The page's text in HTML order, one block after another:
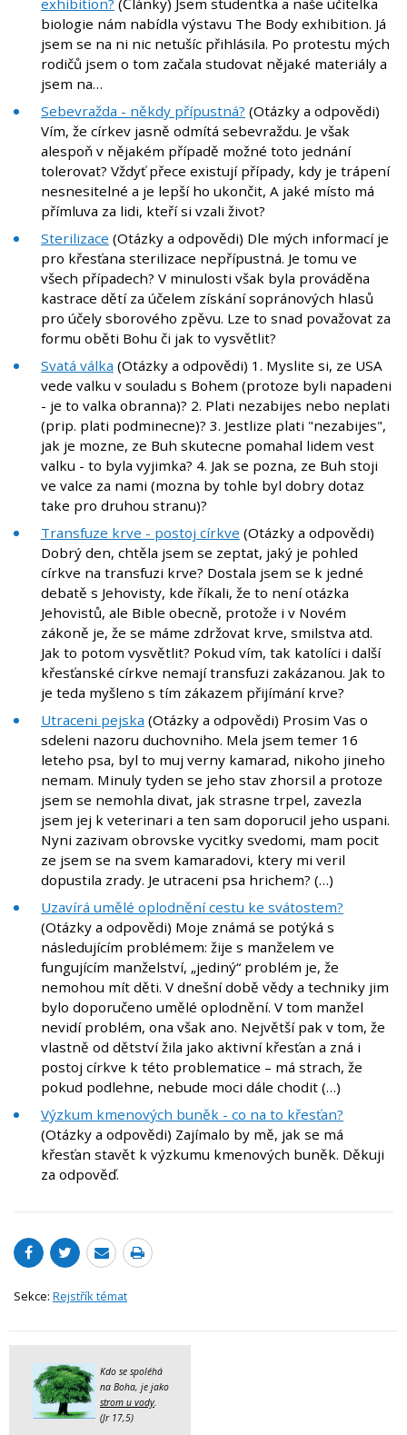
exhibition? (Články) Jsem studentka a naše učitelka
biologie nám nabídla výstavu The Body exhibition. Já
jsem se na ni nic netušíc přihlásila. Po protestu mých
rodičů jsem o tom začala studovat nějaké materiály a
jsem na…
Sebevražda - někdy přípustná? (Otázky a odpovědi)
Vím, že církev jasně odmítá sebevraždu. Je však
alespoň v nějakém případě možné toto jednání
tolerovat? Vždyť přece existují případy, kdy je trápení
nesnesitelné a je lepší ho ukončit, A jaké místo má
přímluva za lidi, kteří si vzali život?
Sterilizace (Otázky a odpovědi) Dle mých informací je
pro křesťana sterilizace nepřípustná. Je tomu ve
všech případech? V minulosti však byla prováděna
kastrace dětí za účelem získání sopránových hlasů
pro účely sborového zpěvu. Lze to snad považovat za
formu oběti Bohu či jak to vysvětlit?
Svatá válka (Otázky a odpovědi) 1. Myslite si, ze USA
vede valku v souladu s Bohem (protoze byli napadeni
- je to valka obranna)? 2. Plati nezabijes nebo neplati
(prip. plati podminecne)? 3. Jestlize plati "nezabijes",
jak je mozne, ze Buh skutecne pomahal lidem vest
valku - to byla vyjimka? 4. Jak se pozna, ze Buh stoji
ve valce za nami (mozna by tohle byl dobry dotaz
take pro druhou stranu)?
Transfuze krve - postoj církve (Otázky a odpovědi)
Dobrý den, chtěla jsem se zeptat, jaký je pohled
církve na transfuzi krve? Dostala jsem se k jedné
debatě s Jehovisty, kde říkali, že to není otázka
Jehovistů, ale Bible obecně, protože i v Novém
zákoně je, že se máme zdržovat krve, smilstva atd.
Jak to potom vysvětlit? Pokud vím, tak katolíci i další
křesťanské církve nemají transfuzi zakázanou. Jak to
je teda myšleno s tím zákazem přijímání krve?
Utraceni pejska (Otázky a odpovědi) Prosim Vas o
sdeleni nazoru duchovniho. Mela jsem temer 16
leteho psa, byl to muj verny kamarad, nikoho jineho
nemam. Minuly tyden se jeho stav zhorsil a protoze
jsem se nemohla divat, jak strasne trpel, zavezla
jsem jej k veterinari a ten sam doporucil jeho uspani.
Nyni zazivam obrovske vycitky svedomi, mam pocit
ze jsem se na svem kamaradovi, ktery mi veril
dopustila zrady. Je utraceni psa hrichem? (…)
Uzavírá umělé oplodnění cestu ke svátostem?
(Otázky a odpovědi) Moje známá se potýká s
následujícím problémem: žije s manželem ve
fungujícím manželství, „jediný“ problém je, že
nemohou mít děti. V dnešní době vědy a techniky jim
bylo doporučeno umělé oplodnění. V tom manžel
nevidí problém, ona však ano. Největší pak v tom, že
vlastně od dětství žila jako aktivní křesťan a zná i
postoj církve k této problematice – má strach, že
pokud podlehne, nebude moci dále chodit (…)
Výzkum kmenových buněk - co na to křesťan?
(Otázky a odpovědi) Zajímalo by mě, jak se má
křesťan stavět k výzkumu kmenových buněk. Děkuji
za odpověď.
Sekce: Rejstřík témat
Kdo se spoléhá
na Boha, je jako
strom u vody.
(Jr 17,5)